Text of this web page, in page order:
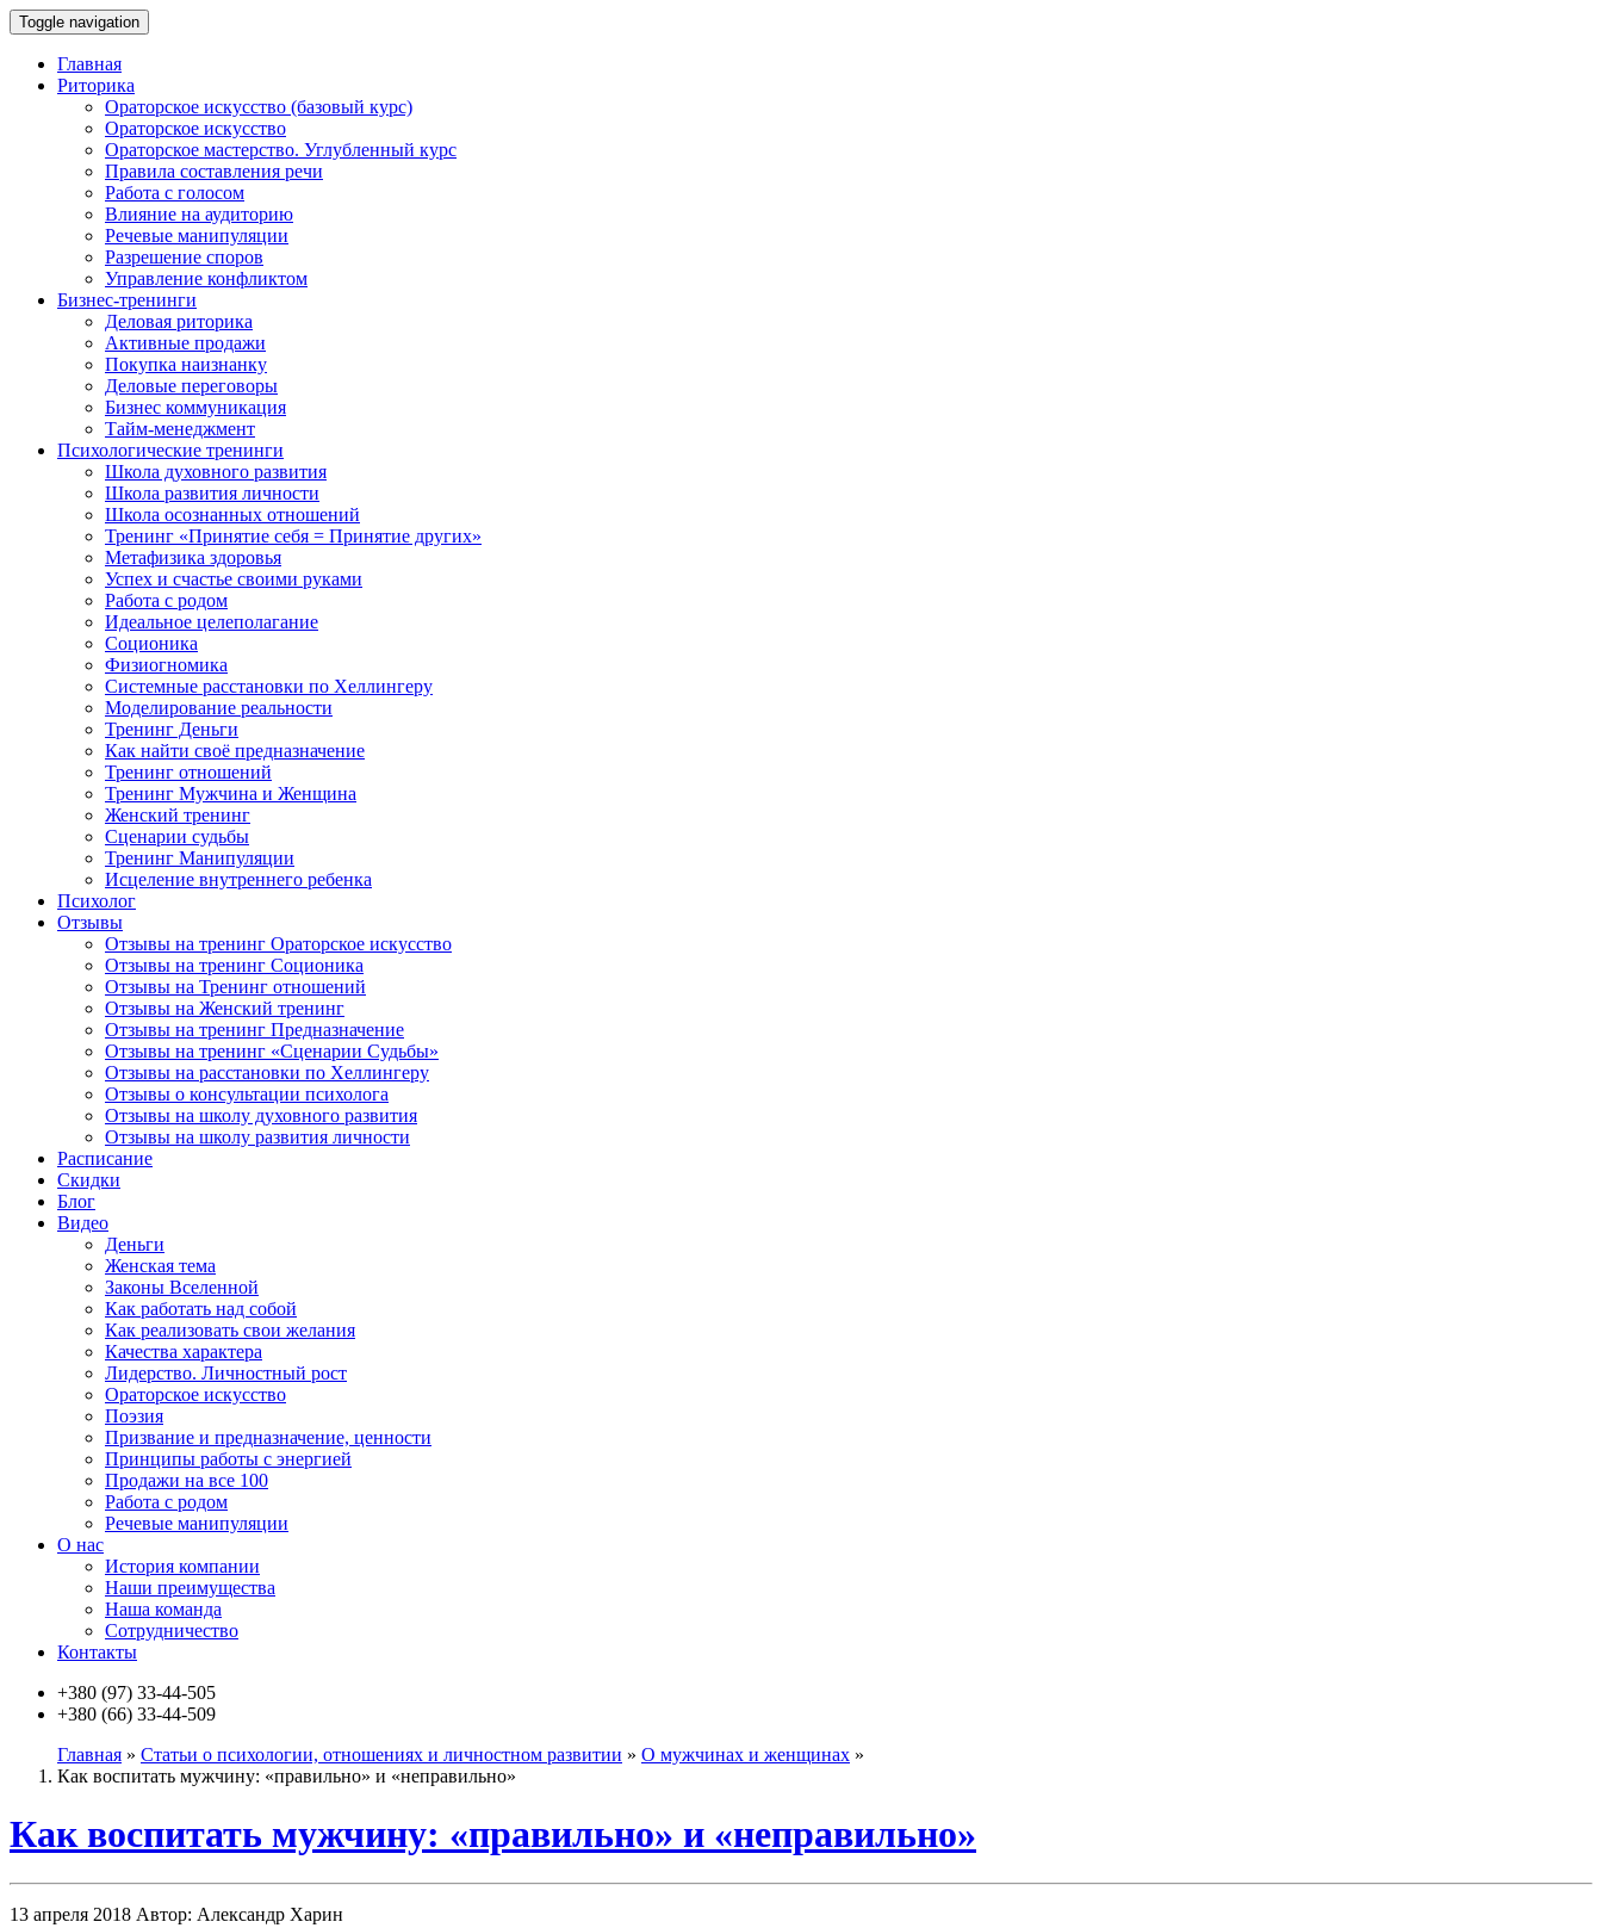
Toggle navigation
Главная
Риторика
Ораторское искусство (базовый курс)
Ораторское искусство
Ораторское мастерство. Углубленный курс
Правила составления речи
Работа с голосом
Влияние на аудиторию
Речевые манипуляции
Разрешение споров
Управление конфликтом
Бизнес-тренинги
Деловая риторика
Активные продажи
Покупка наизнанку
Деловые переговоры
Бизнес коммуникация
Тайм-менеджмент
Психологические тренинги
Школа духовного развития
Школа развития личности
Школа осознанных отношений
Тренинг «Принятие себя = Принятие других»
Метафизика здоровья
Успех и счастье своими руками
Работа с родом
Идеальное целеполагание
Соционика
Физиогномика
Системные расстановки по Хеллингеру
Моделирование реальности
Тренинг Деньги
Как найти своё предназначение
Тренинг отношений
Тренинг Мужчина и Женщина
Женский тренинг
Сценарии судьбы
Тренинг Манипуляции
Исцеление внутреннего ребенка
Психолог
Отзывы
Отзывы на тренинг Ораторское искусство
Отзывы на тренинг Соционика
Отзывы на Тренинг отношений
Отзывы на Женский тренинг
Отзывы на тренинг Предназначение
Отзывы на тренинг «Сценарии Судьбы»
Отзывы на расстановки по Хеллингеру
Отзывы о консультации психолога
Отзывы на школу духовного развития
Отзывы на школу развития личности
Расписание
Скидки
Блог
Видео
Деньги
Женская тема
Законы Вселенной
Как работать над собой
Как реализовать свои желания
Качества характера
Лидерство. Личностный рост
Ораторское искусство
Поэзия
Призвание и предназначение, ценности
Принципы работы с энергией
Продажи на все 100
Работа с родом
Речевые манипуляции
О нас
История компании
Наши преимущества
Наша команда
Сотрудничество
Контакты
+380 (97) 33-44-505
+380 (66) 33-44-509
Главная » Статьи о психологии, отношениях и личностном развитии » О мужчинах и женщинах »
Как воспитать мужчину: «правильно» и «неправильно»
Как воспитать мужчину: «правильно» и «неправильно»
13 апреля 2018 Автор: Александр Харин